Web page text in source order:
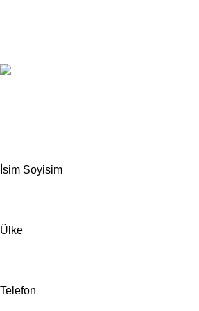
İsim Soyisim
Ülke
Telefon